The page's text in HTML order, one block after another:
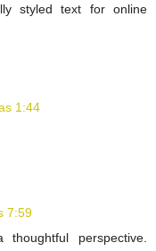
styled text for online
1:44
7:59
perspective.